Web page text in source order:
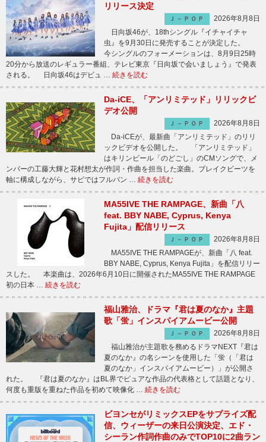
リリース決定
Ｊ－ＰＯＰ
2026年8月8日
日向坂46が、18thシングル『イチャイチャ
虫』を9月30日に発売することが決定した。
今シングルのフォーメーションは、8月9日25時
20分から放送のレギュラー番組、テレビ東京『日向坂で会いましょう』で発表
される。 日向坂46はデビュ … 続きを読む
Da-iCE、「アンリミテッド」リリックビ
デオ公開
Ｊ－ＰＯＰ
2026年8月8日
Da-iCEが、最新曲「アンリミテッド」のリリ
ックビデオを公開した。 「アンリミテッド」
はキリンビール「のどごし」のCMソングで、メ
ンバーの工藤大輝と花村想太が作詞・作曲を担当した楽曲。ブレイクビーツを
軸に構成しながら、サビではフルバン … 続きを読む
MA55IVE THE RAMPAGE、新曲「八
feat. BBY NABE, Cyprus, Kenya
Fujita」配信リリース
Ｊ－ＰＯＰ
2026年8月8日
MA55IVE THE RAMPAGEが、新曲「八 feat.
BBY NABE, Cyprus, Kenya Fujita」を配信リリー
スした。 本楽曲は、2026年6月10日に開催されたMA55IVE THE RAMPAGE
初の日本 … 続きを読む
福山雅治、ドラマ『君は夏のなか』主題
歌「蛍」インスパイアムービー公開
Ｊ－ＰＯＰ
2026年8月8日
福山雅治が主題歌を務めるドラマNEXT『君は
夏のなか』の名シーンを使用した「蛍（「君は
夏のなか」インスパイアムービー）」が公開さ
れた。 『君は夏のなか』はBL界でピュアな作品の代表格として話題となり、
何度も重版を重ねた作品を初めて映像化 … 続きを読む
ビヨンセがリミックスEPをサプライズ配
信、ウィーザーの来日公演決定、エド・
シーラン作詞作曲のみでTOP10に2曲ラン